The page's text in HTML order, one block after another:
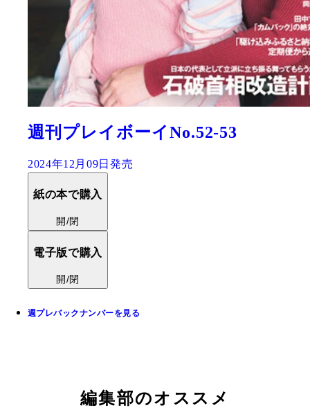
週刊プレイボーイNo.52-53
2024年12月09日発売
紙の本で購入
開/閉
電子版で購入
開/閉
週プレバックナンバーを見る
編集部のオススメ